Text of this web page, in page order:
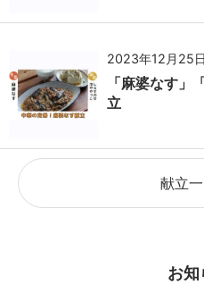
2023年12月25日
「麻婆なす」
立
献立
お知